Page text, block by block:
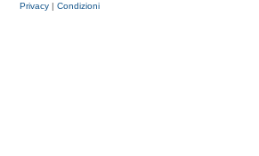
Privacy | Condizioni